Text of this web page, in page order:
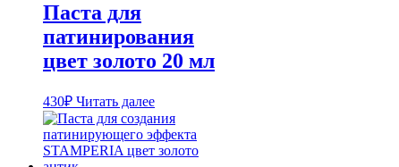
Паста для
патинирования
цвет золото 20 мл
430₽ Читать далее